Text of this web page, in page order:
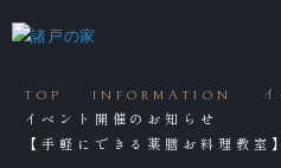
TOP INFORMATION
イベント開催のお知らせ
【手軽にできる薬膳お料理教室】